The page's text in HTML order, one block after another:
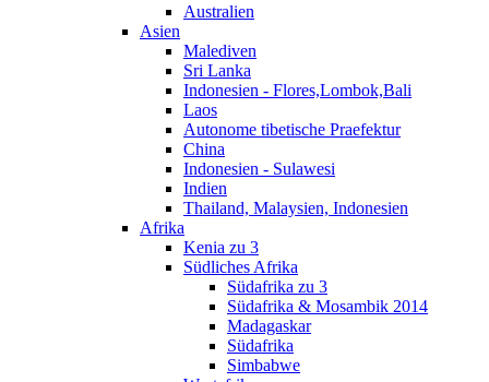
Australien
Asien
Malediven
Sri Lanka
Indonesien - Flores,Lombok,Bali
Laos
Autonome tibetische Praefektur
China
Indonesien - Sulawesi
Indien
Thailand, Malaysien, Indonesien
Afrika
Kenia zu 3
Südliches Afrika
Südafrika zu 3
Südafrika & Mosambik 2014
Madagaskar
Südafrika
Simbabwe